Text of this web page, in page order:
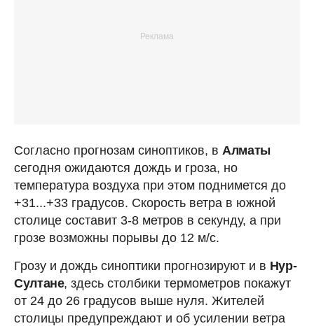
Согласно прогнозам синоптиков, в Алматы
сегодня ожидаются дождь и гроза, но
температура воздуха при этом поднимется до
+31...+33 градусов. Скорость ветра в южной
столице составит 3-8 метров в секунду, а при
грозе возможны порывы до 12 м/с.
Грозу и дождь синоптики прогнозируют и в Нур-
Султане, здесь столбики термометров покажут
от 24 до 26 градусов выше нуля. Жителей
столицы предупреждают и об усилении ветра